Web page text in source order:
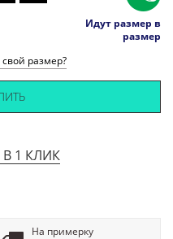
Идут размер в
размер
размер?
1 КЛИК
На примерку